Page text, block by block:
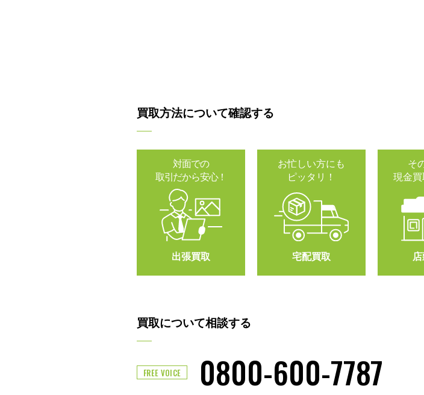
買取方法について確認する
対面での
取引だから安心！
出張買取
お忙しい方にも
ピッタリ！
宅配買取
そ
現金買
買取について相談する
FREE VOICE 0800-600-7787